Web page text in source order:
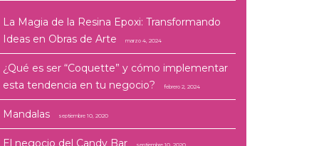
La Magia de la Resina Epoxi: Transformando
Ideas en Obras de Arte
marzo 4, 2024
¿Qué es ser “Coquette” y cómo implementar
esta tendencia en tu negocio?
febrero 2, 2024
Mandalas septiembre 10, 2020
El negocio del Candy Bar